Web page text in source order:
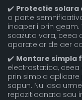
✔️ Protectie
o parte
incaperii prin
scazuta vara, ceea
aparatelor de aer
✔️ Montare simpla
electrostatica,
prin simpla
sapun. Nu lasa
repozitioanata sau